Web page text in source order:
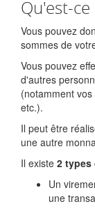
Qu'est-
Vous pouvez
sommes de
Vous pouvez
d'autres
(notamment
etc.).
Il peut être
une autre
Il existe 2 types
Un
une